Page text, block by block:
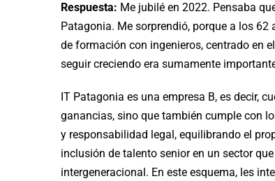
Respuesta: Me jubilé en 2022. Pensaba
Patagonia. Me sorprendió, porque a los
de formación con ingenieros, centrado en
seguir creciendo era sumamente
IT Patagonia es una empresa B, es decir,
ganancias, sino que también cumple con
y responsabilidad legal, equilibrando el
inclusión de talento senior en un sector
intergeneracional. En este esquema, les